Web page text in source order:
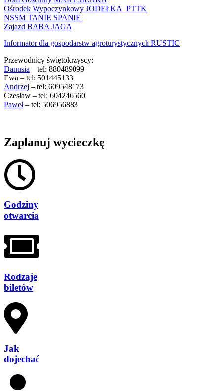
Ośrodek Wypoczynkowy JODEŁKA PTTK
NSSM TANIE SPANIE
Zajazd BABA JAGA
Informator dla gospodarstw agroturystycznych RUSTIC
Przewodnicy świętokrzyscy:
Danusia – tel: 880489099
Ewa – tel: 501445133
Andrzej – tel: 609548173
Czesław – tel: 604246560
Paweł– tel: 506956883
Zaplanuj wycieczkę
Godziny
otwarcia
Rodzaje
biletów
Jak
dojechać